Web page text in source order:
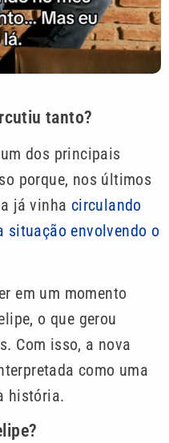
tanto?
dos principais
porque, nos últimos
já vinha circulando
situação envolvendo o
em um momento
o que gerou
Com isso, a nova
como uma
história.